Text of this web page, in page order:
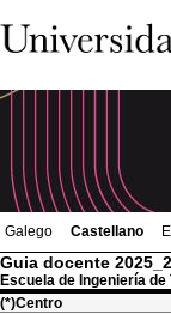
Galego Castellano
Guia docente
Escuela de Ingeniería
(*)Centro